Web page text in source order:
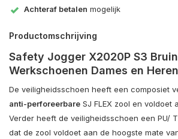
Achteraf betalen mogelijk
Productomschrijving
Safety Jogger X2020P S3 Bruin
Werkschoenen Dames en Heren
De veiligheidsschoen heeft een composiet
anti-perforeerbare SJ FLEX zool en voldoet
Verder heeft de veiligheidsschoen een PU/
dat de zool voldoet aan de hoogste mate